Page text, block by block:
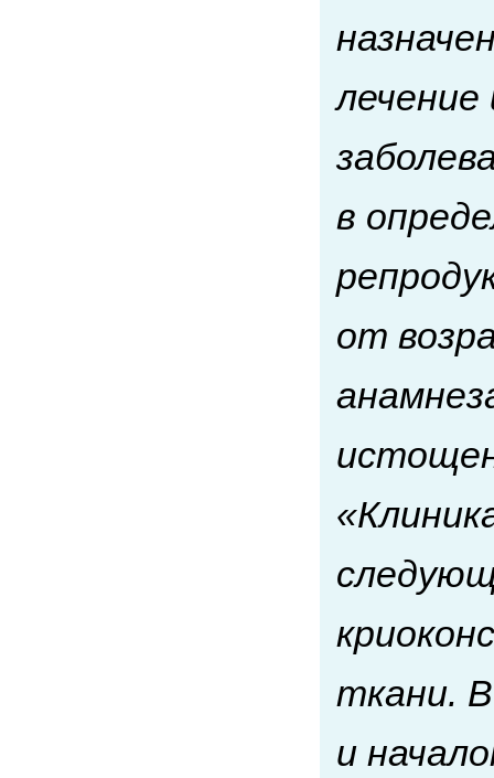
лечение
в
от
ткани.
и